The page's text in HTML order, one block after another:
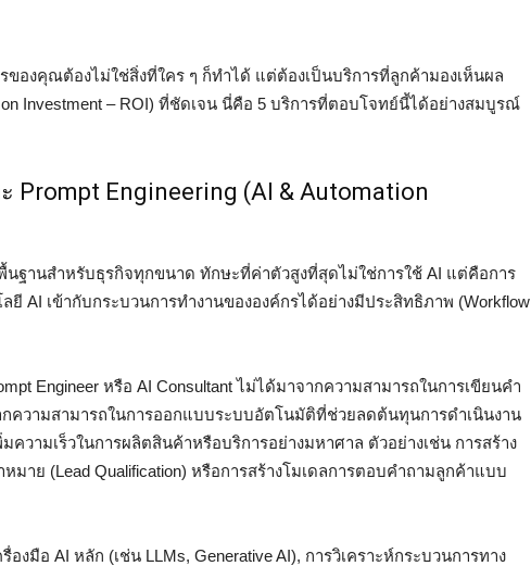
ของคุณต้องไม่ใช่สิ่งที่ใคร ๆ ก็ทำได้ แต่ต้องเป็นบริการที่ลูกค้ามองเห็นผล
Investment – ROI) ที่ชัดเจน นี่คือ 5 บริการที่ตอบโจทย์นี้ได้อย่างสมบูรณ์
Prompt Engineering (AI & Automation
นฐานสำหรับธุรกิจทุกขนาด ทักษะที่ค่าตัวสูงที่สุดไม่ใช่การใช้ AI แต่คือการ
ยี AI เข้ากับกระบวนการทำงานขององค์กรได้อย่างมีประสิทธิภาพ (Workflow
Engineer หรือ AI Consultant ไม่ได้มาจากความสามารถในการเขียนคำ
กความสามารถในการออกแบบระบบอัตโนมัติที่ช่วยลดต้นทุนการดำเนินงาน
วามเร็วในการผลิตสินค้าหรือบริการอย่างมหาศาล ตัวอย่างเช่น การสร้าง
มาย (Lead Qualification) หรือการสร้างโมเดลการตอบคำถามลูกค้าแบบ
รื่องมือ AI หลัก (เช่น LLMs, Generative AI), การวิเคราะห์กระบวนการทาง